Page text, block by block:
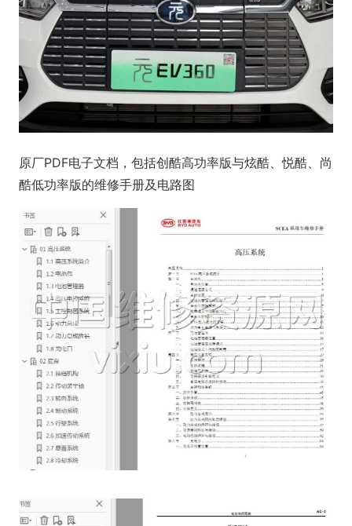
原厂PDF电子文档，包括创酷高功率版与炫酷、悦酷、尚
酷低功率版的维修手册及电路图